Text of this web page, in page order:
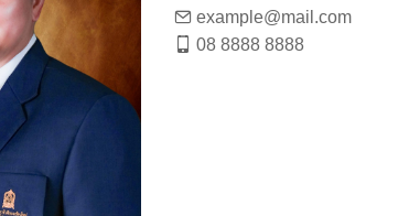
example@mail.com
08 8888 8888